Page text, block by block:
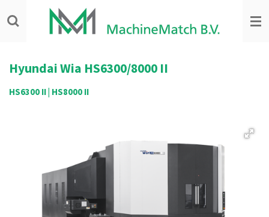
direct
hoofdinhoud
Hyundai Wia HS6300/8000 II
HS6300 II | HS8000 II